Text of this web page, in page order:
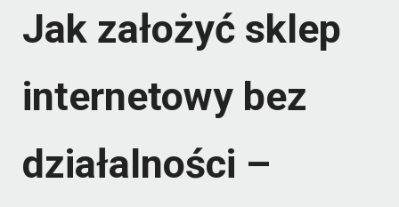
Jak założyć sklep
internetowy bez
działalności –